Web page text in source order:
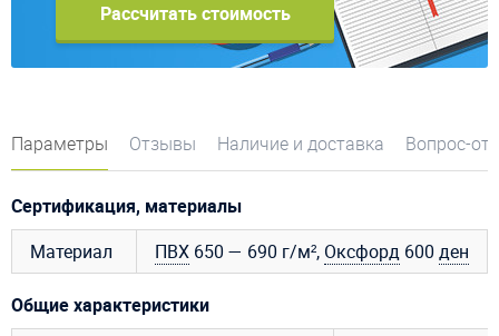
Рассчитать стоимость
Параметры Отзывы Наличие и доставка Вопрос-
Сертификация, материалы
Материал
ПВХ 650 — 690 г/м², Оксфорд 600 ден
Общие характеристики